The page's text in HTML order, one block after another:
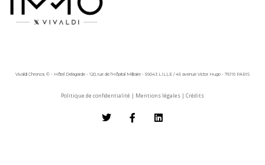
Vivaldi Chronos © - Hôtel Delagarde - 120, rue de l'Hôpital Militaire - 59043 LILLE / 45 avenue Victor Hugo - 75116 PARIS
Politique de confidentialité | Mentions légales | Crédits